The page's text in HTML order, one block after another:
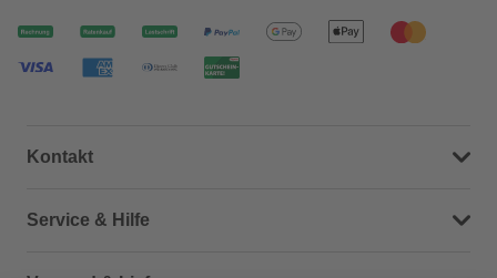
Kontakt
Dein Kontakt zu uns
Service & Hilfe